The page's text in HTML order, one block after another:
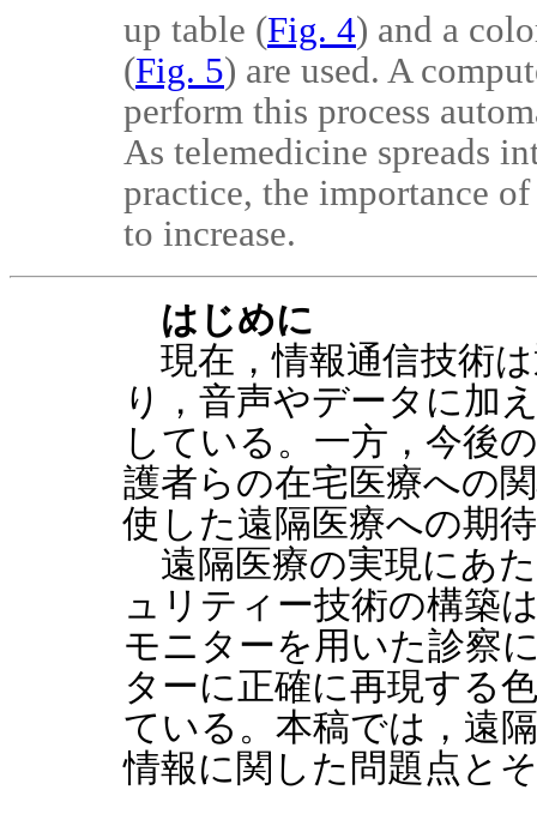
up table (Fig. 4) and a
(Fig. 5) are used. A
perform this process
As telemedicine spreads
practice, the importance
to increase.
はじめに
現在，情報通信技術
り，音声やデータに加
している。一方，今後
護者らの在宅医療への
使した遠隔医療への期
遠隔医療の実現にあ
ュリティー技術の構築
モニターを用いた診察
ターに正確に再現する
ている。本稿では，遠
情報に関した問題点と